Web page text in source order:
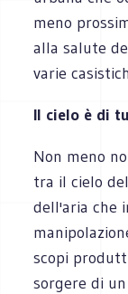
meno
alla salute
varie
Il cielo è di
Non meno
tra il cielo
dell'aria che
scopi
sorgere di